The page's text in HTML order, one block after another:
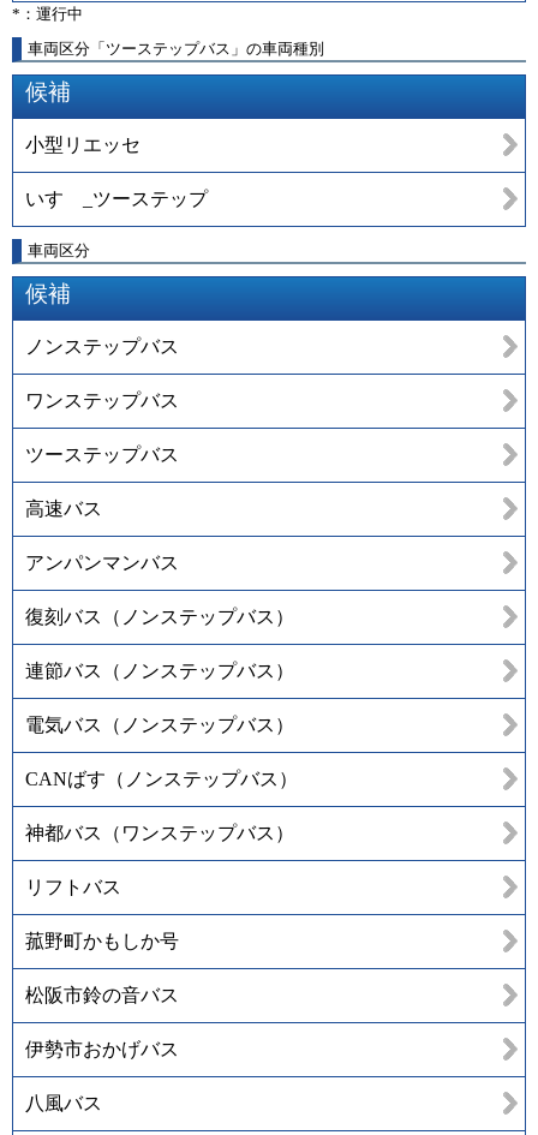
*：運行中
車両区分「ツーステップバス」の車両種別
候補
小型リエッセ
いすゞ_ツーステップ
車両区分
候補
ノンステップバス
ワンステップバス
ツーステップバス
高速バス
アンパンマンバス
復刻バス（ノンステップバス）
連節バス（ノンステップバス）
電気バス（ノンステップバス）
CANばす（ノンステップバス）
神都バス（ワンステップバス）
リフトバス
菰野町かもしか号
松阪市鈴の音バス
伊勢市おかげバス
八風バス